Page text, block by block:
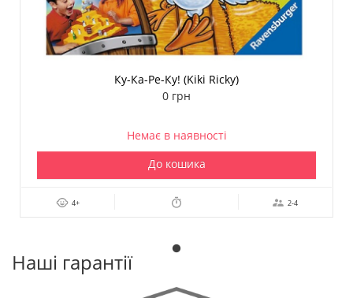
Ку-Ка-Ре-Ку! (Kiki Ricky)
0 грн
Немає в наявності
До кошика
4+ 2-4
Наші гарантії